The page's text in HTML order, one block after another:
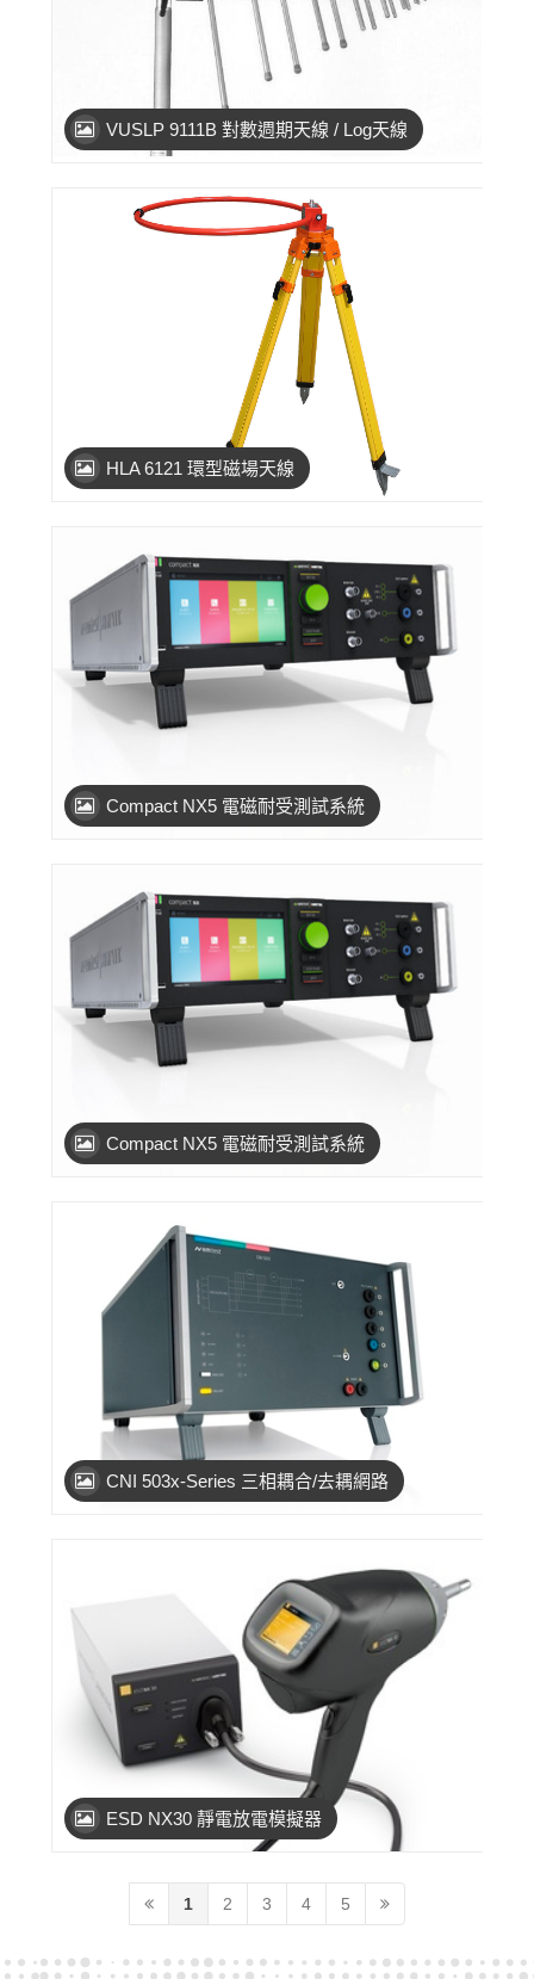
VUSLP 9111B 對數週期天線 / Log天線
HLA 6121 環型磁場天線
Compact NX5 電磁耐受測試系統
Compact NX5 電磁耐受測試系統
CNI 503x-Series 三相耦合/去耦網路
ESD NX30 靜電放電模擬器
1 2 3 4 5